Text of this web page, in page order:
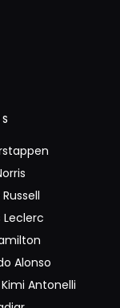
Leclerc
Alonso
Antonelli